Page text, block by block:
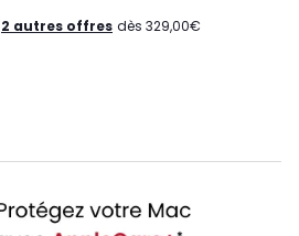
2 autres offres dès 329,00€